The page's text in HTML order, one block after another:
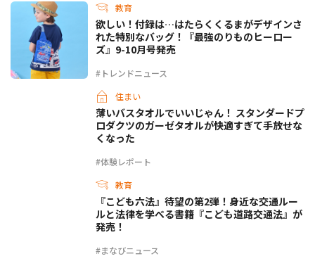
教育
#トレンドニュース
欲しい！付録は…はたらくくるまがデザインさ
れた特別なバッグ！『最強のりものヒーロー
ズ』9-10月号発売
住まい
#体験レポート
薄いバスタオルでいいじゃん！ スタンダードプ
ロダクツのガーゼタオルが快適すぎて手放せな
くなった
教育
#まなびニュース
『こども六法』待望の第2弾！身近な交通ルー
ルと法律を学べる書籍『こども道路交通法』が
発売！